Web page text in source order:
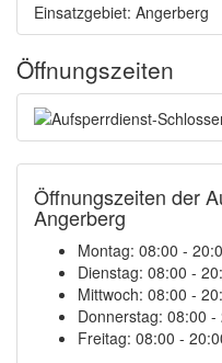
Einsatzgebiet: Angerberg
Öffnungszeiten
Öffnungszeiten der
Angerberg
Montag: 08:00 -
Dienstag: 08:00 -
Mittwoch: 08:00 -
Donnerstag: 08:00 -
Freitag: 08:00 -